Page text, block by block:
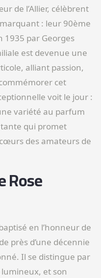
de l’Allier, célèbrent
: leur 90ème
1935 par Georges
est devenue une
alliant passion,
cet
voit le jour :
variété au parfum
qui promet
des amateurs de
Rose
en l’honneur de
près d’une décennie
Il se distingue par
lumineux, et son